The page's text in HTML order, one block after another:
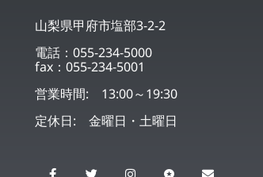
山梨県甲府市塩部3-2-2
電話：055-234-5000
fax：055-234-5001
営業時間: 13:00～19:30
定休日: 金曜日・土曜日